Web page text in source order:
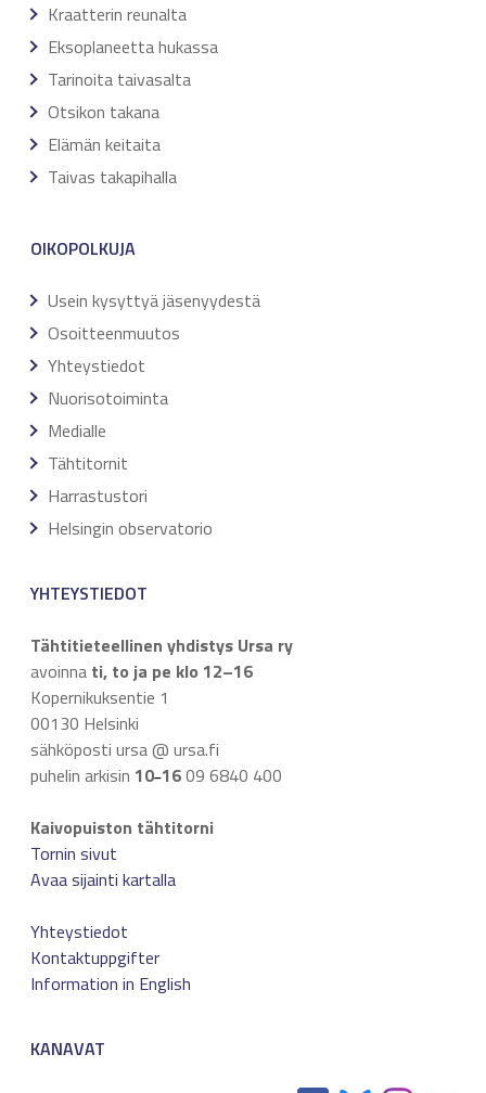
Kraatterin reunalta
Eksoplaneetta hukassa
Tarinoita taivasalta
Otsikon takana
Elämän keitaita
Taivas takapihalla
OIKOPOLKUJA
Usein kysyttyä jäsenyydestä
Osoitteenmuutos
Yhteystiedot
Nuorisotoiminta
Medialle
Tähtitornit
Harrastustori
Helsingin observatorio
YHTEYSTIEDOT
Tähtitieteellinen yhdistys Ursa ry
avoinna ti, to ja pe klo 12–16
Kopernikuksentie 1
00130 Helsinki
sähköposti ursa @ ursa.fi
puhelin arkisin 10–1609 6840 400
Kaivopuiston tähtitorni
Tornin sivut
Avaa sijainti kartalla
Yhteystiedot
Kontaktuppgifter
Information in English
KANAVAT